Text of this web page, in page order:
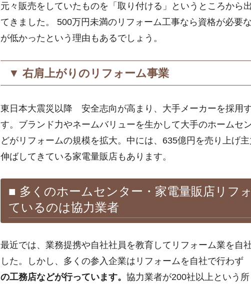
元々販売をしていたものを「取り付ける」というところから
てきました。 500万円未満のリフォーム工事なら資格が必要
が低かったという理由もあるでしょう。
▼ 右肩上がりのリフォーム事業
東日本大震災以降 安全志向が高まり、大手メーカーを採用
す。ブランド力やネームバリューを生かして大手のホームセ
どがリフォームの規模を拡大。中には、635億円を売り上げ
伸ばしてきている家電量販店もあります。
■ 多くのホームセンター・家電量販店リフ
ているのは協力業者
最近では、業務提携や自社社員を教育してリフォーム業を自
した。しかし、多くの参入企業はリフォームを自社で行わ
の工務店などが行っています。 協力業者が200社以上という所